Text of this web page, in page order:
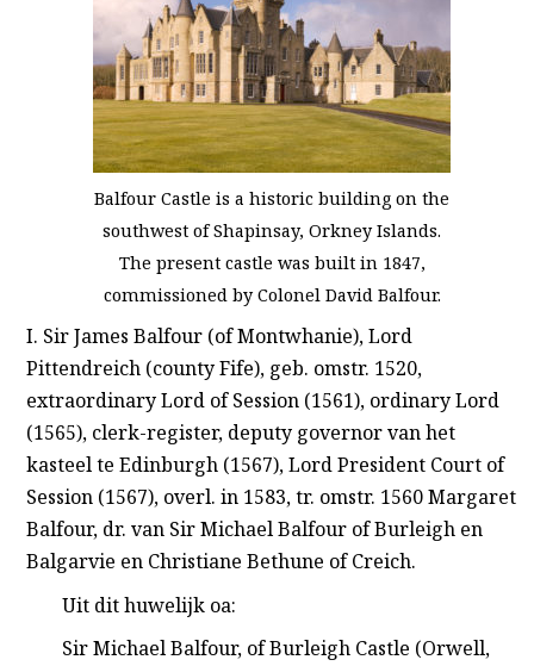
Balfour Castle is a historic building on the
southwest of Shapinsay, Orkney Islands.
The present castle was built in 1847,
commissioned by Colonel David Balfour.
I. Sir James Balfour (of Montwhanie), Lord
Pittendreich (county Fife), geb. omstr. 1520,
extraordinary Lord of Session (1561), ordinary Lord
(1565), clerk-register, deputy governor van het
kasteel te Edinburgh (1567), Lord President Court of
Session (1567), overl. in 1583, tr. omstr. 1560 Margaret
Balfour, dr. van Sir Michael Balfour of Burleigh en
Balgarvie en Christiane Bethune of Creich.
Uit dit huwelijk oa:
Sir Michael Balfour, of Burleigh Castle (Orwell,